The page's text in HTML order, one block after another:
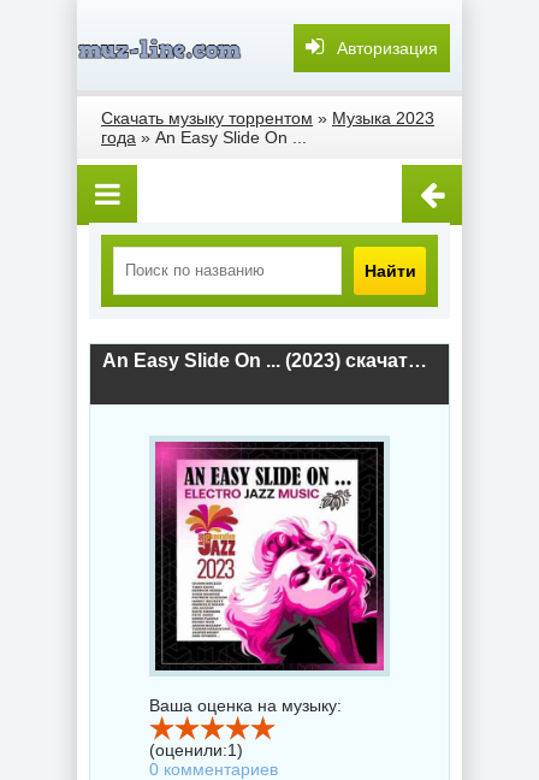
Авторизация
Скачать музыку торрентом » Музыка 2023
года » An Easy Slide On ...
Найти
An Easy Slide On ... (2023) скачать торрент
Ваша оценка на музыку:
(оценили:1)
0 комментариев